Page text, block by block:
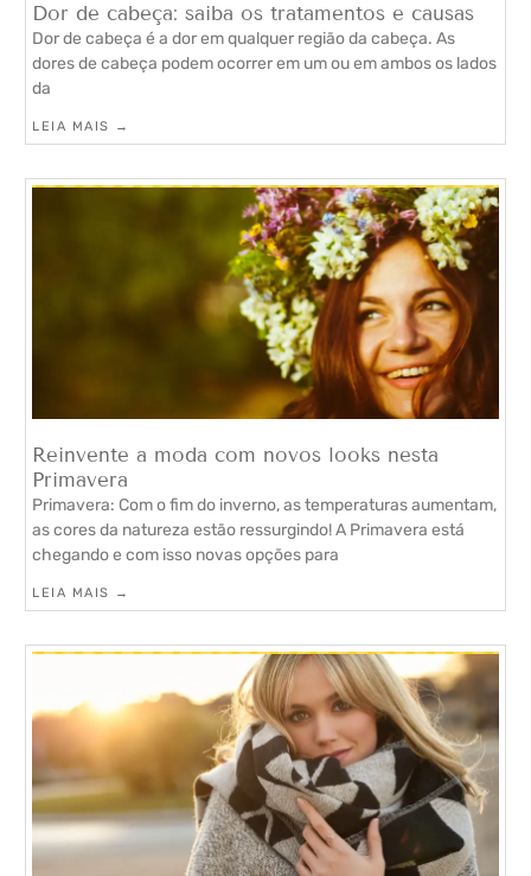
Dor de cabeça: saiba os tratamentos e causas
Dor de cabeça é a dor em qualquer região da cabeça. As
dores de cabeça podem ocorrer em um ou em ambos os lados
da
LEIA MAIS →
Reinvente a moda com novos looks nesta
Primavera
Primavera: Com o fim do inverno, as temperaturas aumentam,
as cores da natureza estão ressurgindo! A Primavera está
chegando e com isso novas opções para
LEIA MAIS →